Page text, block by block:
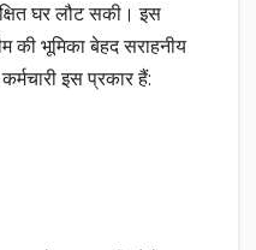
घर लौट सकी। इस
की भूमिका बेहद सराहनीय
इस प्रकार हैं: